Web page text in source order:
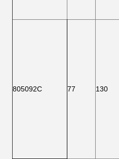
805092C 77 130